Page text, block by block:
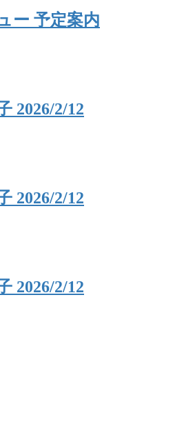
ー 予定案内
2026/2/12
2026/2/12
2026/2/12